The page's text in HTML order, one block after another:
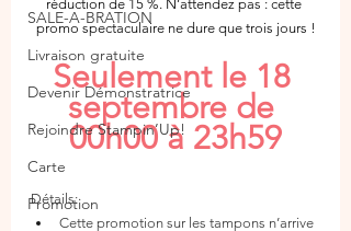
SALE-A-BRATION
Livraison gratuite
Devenir Démonstratrice
Rejoindre Stampin’Up!
Carte
Promotion
réduction de 15 %. N’attendez pas : cette
promo spectaculaire ne dure que trois jours !
Seulement le 18
septembre de
00h00 à 23h59
Détails:
Cette promotion sur les tampons n’arrive